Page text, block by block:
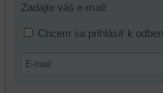
Zadajte váš e-mail:
Chcem sa prihlásiť k
účet
bez
používať